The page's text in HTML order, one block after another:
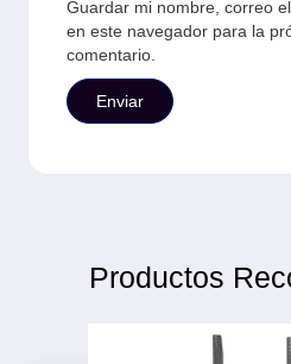
Guardar mi nombre, correo
en este navegador para la
comentario.
Productos